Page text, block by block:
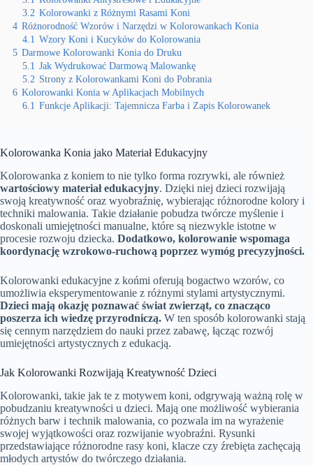
3.2 Kolorowanki z Różnymi Rasami Koni
4 Różnorodność Wzorów i Narzędzi w Kolorowankach Konia
4.1 Wzory Koni i Kucyków do Kolorowania
5 Darmowe Kolorowanki Konia do Druku
5.1 Jak Wydrukować Darmową Malowankę
5.2 Strony z Kolorowankami Koni do Pobrania
6 Kolorowanki Konia w Aplikacjach Mobilnych
6.1 Funkcje Aplikacji: Tajemnicza Farba i Zapis Kolorowanek
Kolorowanka Konia jako Materiał Edukacyjny
Kolorowanka z koniem to nie tylko forma rozrywki, ale również
wartościowy materiał edukacyjny. Dzięki niej dzieci rozwijają
swoją kreatywność oraz wyobraźnię, wybierając różnorodne kolory i
techniki malowania. Takie działanie pobudza twórcze myślenie i
doskonali umiejętności manualne, które są niezwykle istotne w
procesie rozwoju dziecka. Dodatkowo, kolorowanie wspomaga
koordynację wzrokowo-ruchową poprzez wymóg precyzyjności.
Kolorowanki edukacyjne z końmi oferują bogactwo wzorów, co
umożliwia eksperymentowanie z różnymi stylami artystycznymi.
Dzieci mają okazję poznawać świat zwierząt, co znacząco
poszerza ich wiedzę przyrodniczą. W ten sposób kolorowanki stają
się cennym narzędziem do nauki przez zabawę, łącząc rozwój
umiejętności artystycznych z edukacją.
Jak Kolorowanki Rozwijają Kreatywność Dzieci
Kolorowanki, takie jak te z motywem koni, odgrywają ważną rolę w
pobudzaniu kreatywności u dzieci. Mają one możliwość wybierania
różnych barw i technik malowania, co pozwala im na wyrażenie
swojej wyjątkowości oraz rozwijanie wyobraźni. Rysunki
przedstawiające różnorodne rasy koni, klacze czy źrebięta zachęcają
młodych artystów do twórczego działania.